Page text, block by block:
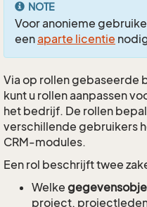
NOTE
Voor anonieme
eenaparte licentie
Via op rollen gebaseerde
kunt u rollen aanpassen
het bedrijf. De rollen
verschillende gebruikers
CRM-modules.
Een rol beschrijft twee
Welke
project,